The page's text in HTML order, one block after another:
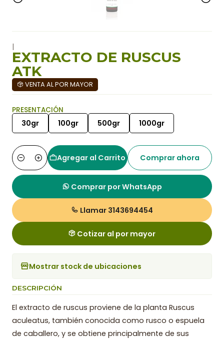
|
EXTRACTO DE RUSCUS
ATK
VENTA AL POR MAYOR
PRESENTACIÓN
30gr 100gr 500gr 1000gr
Cantidad
Agregar al Carrito Comprar ahora
Comprar por WhatsApp
Llamar 3143694454
Cotizar al por mayor
Mostrar stock de ubicaciones
DESCRIPCIÓN
El extracto de ruscus proviene de la planta Ruscus
aculeatus, también conocida como rusco o espuela
de caballero, y se obtiene principalmente de sus